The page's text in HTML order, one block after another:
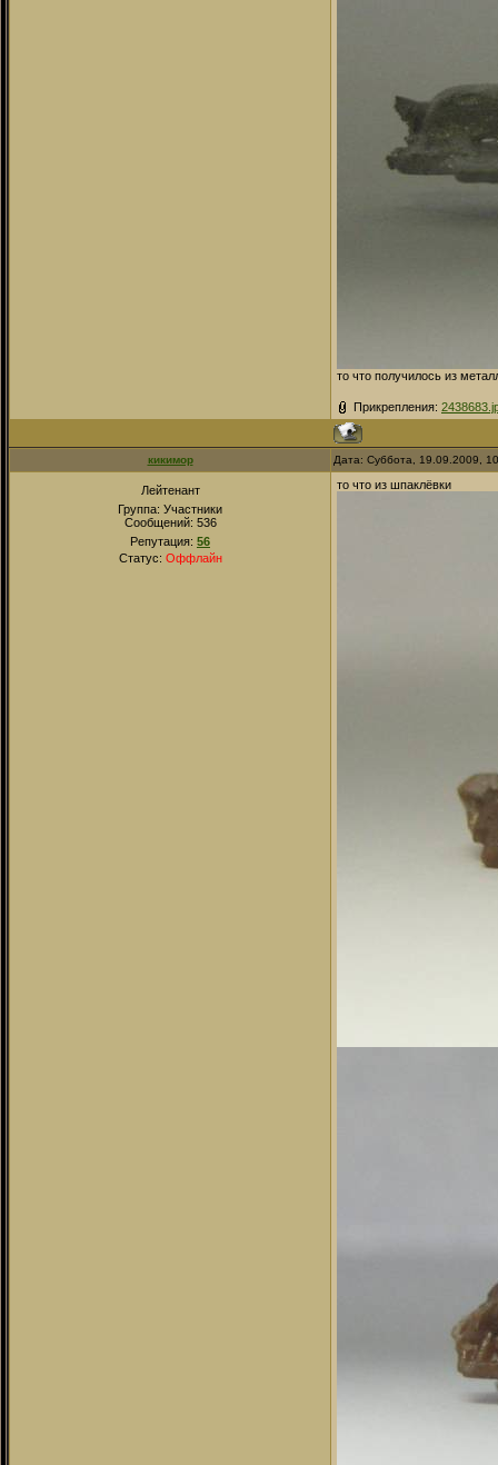
то что получилось из
Прикрепления:
кикимор Дата: Суббота, 19.09.2009,
Лейтенант
Группа: Участники
Сообщений: 536
Репутация: 56
Статус: Оффлайн
то что из шпаклёвки